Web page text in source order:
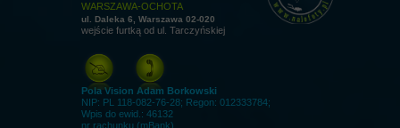
WARSZAWA-OCHOTA
ul. Daleka 6, Warszawa 02-020
wejście furtką od ul. Tarczyńskiej
Pola Vision Adam Borkowski
NIP: PL 118-082-76-28; Regon: 012333784;
Wpis do ewid.: 46132
nr rachunku (mBank)